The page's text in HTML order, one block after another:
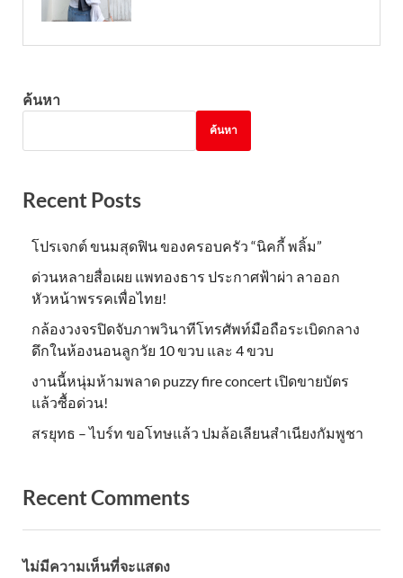
ค้นหา
ค้นหา
Recent Posts
โปรเจกต์ ขนมสุดฟิน ของครอบครัว “นิคกี้ พลิ้ม”
ด่วนหลายสื่อเผย แพทองธาร ประกาศฟ้าผ่า ลาออก
หัวหน้าพรรคเพื่อไทย!
กล้องวงจรปิดจับภาพวินาทีโทรศัพท์มือถือระเบิดกลาง
ดึกในห้องนอนลูกวัย 10 ขวบ และ 4 ขวบ
งานนี้หนุ่มห้ามพลาด puzzy fire concert เปิดขายบัตร
แล้วซื้อด่วน!
สรยุทธ – ไบร์ท ขอโทษแล้ว ปมล้อเลียนสำเนียงกัมพูชา
Recent Comments
ไม่มีความเห็นที่จะแสดง